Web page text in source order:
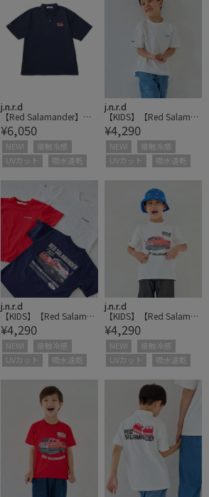
j.n.r.d
【Red Salamander】フ
ォトプリントポロシャツ
¥6,050
NEW!
接触冷感
UVカット
吸水速乾
j.n.r.d
【KIDS】【Red Salaman
der】バックプリントTシ
ャツ
¥4,290
NEW!
接触冷感
UVカット
吸水速乾
j.n.r.d
【KIDS】【Red Salaman
der】バックプリントTシ
ャツ
¥4,290
NEW!
接触冷感
UVカット
吸水速乾
j.n.r.d
【KIDS】【Red Salaman
der】フロントプリントT
シャツ
¥4,290
NEW!
接触冷感
UVカット
吸水速乾